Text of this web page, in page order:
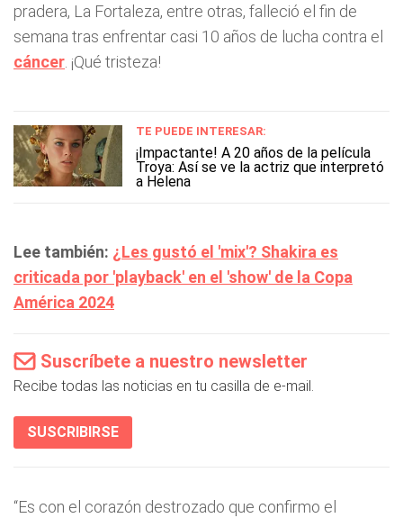
pradera, La Fortaleza, entre otras, falleció el fin de
semana tras enfrentar casi 10 años de lucha contra el
cáncer . ¡Qué tristeza!
TE PUEDE INTERESAR:
¡Impactante! A 20 años de la película
Troya: Así se ve la actriz que interpretó
a Helena
Lee también: ¿Les gustó el 'mix'? Shakira es
criticada por 'playback' en el 'show' de la Copa
América 2024
Suscríbete a nuestro newsletter
Recibe todas las noticias en tu casilla de e-mail.
SUSCRIBIRSE
“Es con el corazón destrozado que confirmo el